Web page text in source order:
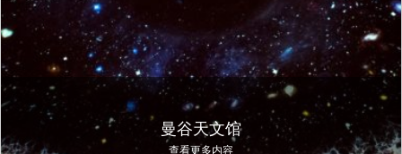
曼谷天文馆
查看更多内容